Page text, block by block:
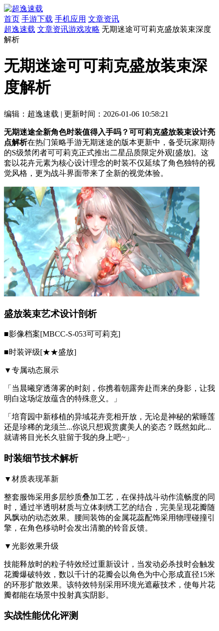
首页 手游下载 手机应用 文章资讯
超逸速载 文章资讯游戏攻略 无期迷途可可莉克盛放装束深度
解析
无期迷途可可莉克盛放装束深
度解析
编辑：超逸速载 | 更新时间：2026-01-06 10:58:21
无期迷途全新角色时装值得入手吗？可可莉克盛放装束设计亮
点解析在热门策略手游无期迷途的版本更新中，备受玩家期待
的S级禁闭者可可莉克正式推出二星品质限定外观[盛放]。这
套以花卉元素为核心设计理念的时装不仅延续了角色独特的视
觉风格，更为战斗界面带来了全新的视觉体验。
盛放装束艺术设计剖析
■影像档案[MBCC-S-053可可莉克]
■时装评级[★★盛放]
▼专属动态展示
「当晨曦穿透薄雾的时刻，你携着朝露奔赴而来的身影，让我
明白这场绽放蕴含的特殊意义。」
「培育园中新移植的异域花卉竞相开放，无论是神秘的紫睡莲
还是珍稀的龙须兰...你说只想观赏虞美人的姿态？既然如此...
就请将目光长久驻留于我的身上吧~」
时装细节技术解析
▼材质表现革新
整套服饰采用多层纱质叠加工艺，在保持战斗动作流畅度的同
时，通过半透明材质与立体刺绣工艺的结合，完美呈现花瓣随
风飘动的动态效果。腰间装饰的金属花蕊配饰采用物理碰撞引
擎，在角色移动时会发出清脆的铃音反馈。
▼光影效果升级
技能释放时的粒子特效经过重新设计，当发动必杀技时会触发
花瓣爆破特效，数以千计的花瓣会以角色为中心形成直径15米
的环形扩散效果。该特效特别采用环境光遮蔽技术，使每片花
瓣都能在场景中投射真实阴影。
实战性能优化评测